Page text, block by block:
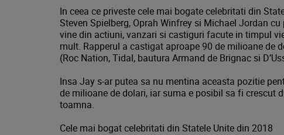
In ceea ce priveste cele mai bogate celebritati din
Steven Spielberg, Oprah Winfrey si Michael Jordan
vine din actiuni, vanzari si castiguri facute in timpul
mult. Rapperul a castigat aproape 90 de milioane de
(Roc Nation, Tidal, bautura Armand de Brignac si
Insa Jay s-ar putea sa nu mentina aceasta pozitie
de milioane de dolari, iar suma e posibil sa fi crescut
toamna.
Cele mai bogat celebritati din Statele Unite din 2018